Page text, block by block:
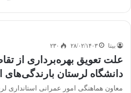
بیتا ۲۸/۰۲/۱۴۰۳ ۲۳۰
علت تعویق بهره‌برداری از
دانشگاه لرستان
معاون هماهنگی امور عمرانی استانداری